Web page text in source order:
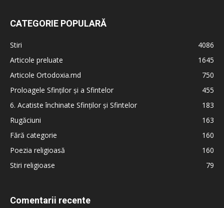
CATEGORIE POPULARĂ
Stiri
4086
Articole preluate
1645
Articole Ortodoxia.md
750
Proloagele Sfinților și a Sfintelor
455
6. Acatiste închinate Sfinților și Sfintelor
183
Rugăciuni
163
Fără categorie
160
Poezia religioasă
160
Stiri religioase
79
Comentarii recente